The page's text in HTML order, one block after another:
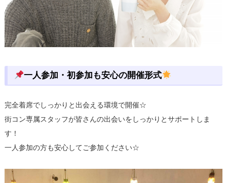
一人参加・初参加も安心の開催形式
完全着席でしっかりと出会える環境で開催☆
街コン専属スタッフが皆さんの出会いをしっかりとサポートしま
す！
一人参加の方も安心してご参加ください☆